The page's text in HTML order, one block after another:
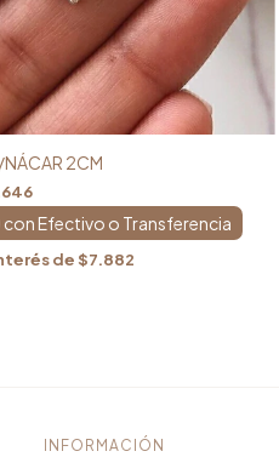
NÁCAR 2CM
con
de$7.882
INFORMACIÓN